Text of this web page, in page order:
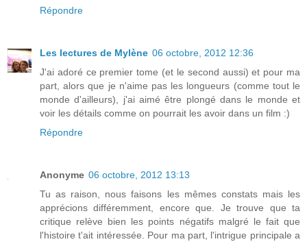
Répondre
Les lectures de Mylène 06 octobre, 2012 12:36
J'ai adoré ce premier tome (et le second aussi) et pour ma
part, alors que je n'aime pas les longueurs (comme tout le
monde d'ailleurs), j'ai aimé être plongé dans le monde et
voir les détails comme on pourrait les avoir dans un film :)
Répondre
Anonyme 06 octobre, 2012 13:13
Tu as raison, nous faisons les mêmes constats mais les
apprécions différemment, encore que. Je trouve que ta
critique relève bien les points négatifs malgré le fait que
l'histoire t'ait intéressée. Pour ma part, l'intrigue principale a